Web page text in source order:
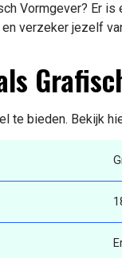
Vormgever? Er
verzeker jezelf
te bieden. Bekijk